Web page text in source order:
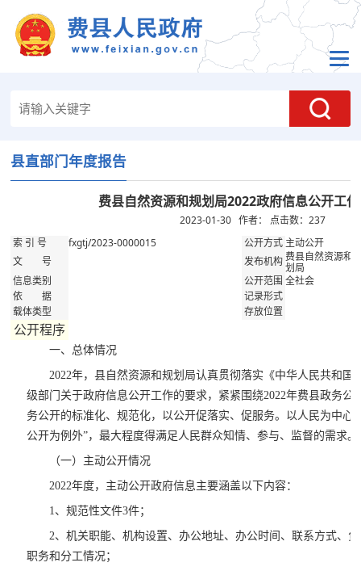
县直部门年度报告
费县自然资源和规划局2022政府信息公开工
2023-01-30 作者： 点击数： 237
索 引 号 fxgtj/2023-0000015 公开方式 主动公开
文 号 发布机构费县自然资源和
划局
信息类别 公开范围全社会
依 据
记录形式
载体类型
存放位置
公开程序
一、总体情况
2022年，县自然资源和规划局认真贯彻落实《中华人民共和国
级部门关于政府信息公开工作的要求，紧紧围绕2022年费县政务公
务公开的标准化、规范化，以公开促落实、促服务。以人民为中心
公开为例外”，最大程度得满足人民群众知情、参与、监督的需求。
（一）主动公开情况
2022年度，主动公开政府信息主要涵盖以下内容：
1、规范性文件3件；
2、机关职能、机构设置、办公地址、办公时间、联系方式、
职务和分工情况；